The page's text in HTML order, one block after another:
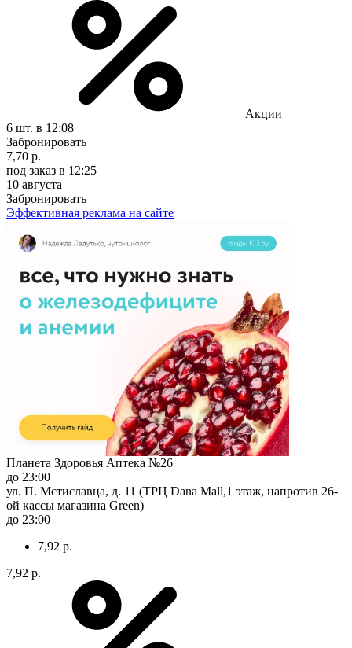
Акции
6 шт. в 12:08
Забронировать
7,70 р.
под заказ в 12:25
10 августа
Забронировать
Эффективная реклама на сайте
Планета Здоровья Аптека №26
до 23:00
ул. П. Мстиславца, д. 11 (ТРЦ Dana Mall,1 этаж, напротив 26-
ой кассы магазина Green)
до 23:00
7,92 р.
7,92 р.